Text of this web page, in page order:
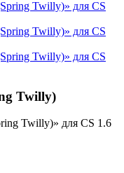
Twilly)
Twilly)» для CS 1.6